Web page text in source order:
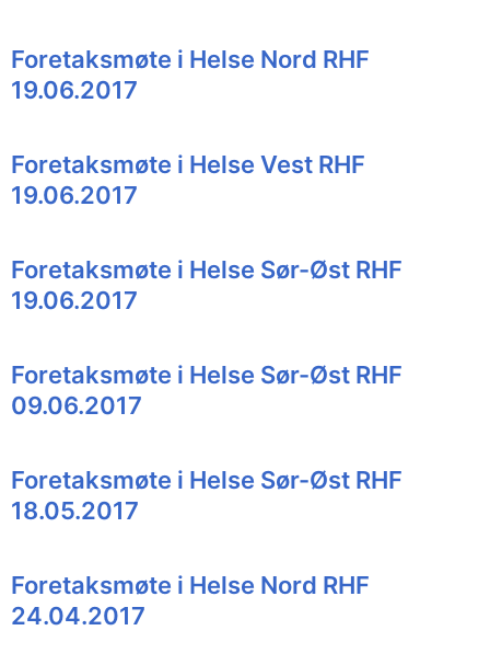
Foretaksmøte i Helse Nord RHF
19.06.2017
Foretaksmøte i Helse Vest RHF
19.06.2017
Foretaksmøte i Helse Sør-Øst RHF
19.06.2017
Foretaksmøte i Helse Sør-Øst RHF
09.06.2017
Foretaksmøte i Helse Sør-Øst RHF
18.05.2017
Foretaksmøte i Helse Nord RHF
24.04.2017